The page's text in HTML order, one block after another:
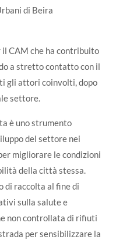
di Beira
CAM che ha contribuito
a stretto contatto con il
gli attori coinvolti, dopo
settore.
è uno strumento
del settore nei
migliorare le condizioni
della città stessa.
di raccolta al fine di
sulla salute e
non controllata di rifiuti
per sensibilizzare la